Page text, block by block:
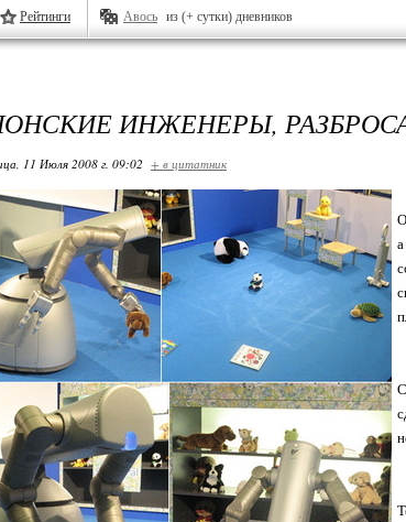
Рейтинги Авось из (+ сутки) дневников
ИНЖЕНЕРЫ,
11 Июля 2008 г. 09:02 + в цитатник